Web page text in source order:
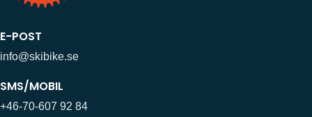
E-POST
info@skibike.se
SMS/MOBIL
+46-70-607 92 84